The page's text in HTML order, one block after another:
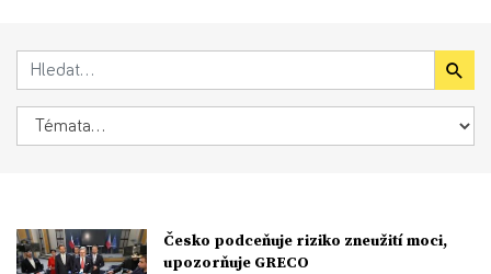
Česko podceňuje riziko zneužití moci,
upozorňuje GRECO